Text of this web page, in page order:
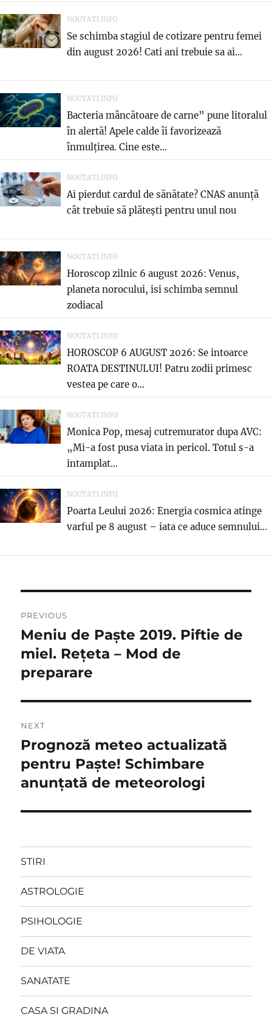
NOUTATI.INFO
Se schimba stagiul de cotizare pentru femei
din august 2026! Cati ani trebuie sa ai...
NOUTATI.INFO
Bacteria mâncătoare de carne” pune litoralul
în alertă! Apele calde îi favorizează
înmulțirea. Cine este...
NOUTATI.INFO
Ai pierdut cardul de sănătate? CNAS anunță
cât trebuie să plătești pentru unul nou
NOUTATI.INFO
Horoscop zilnic 6 august 2026: Venus,
planeta norocului, isi schimba semnul
zodiacal
NOUTATI.INFO
HOROSCOP 6 AUGUST 2026: Se intoarce
ROATA DESTINULUI! Patru zodii primesc
vestea pe care o...
NOUTATI.INFO
Monica Pop, mesaj cutremurator dupa AVC:
„Mi-a fost pusa viata in pericol. Totul s-a
intamplat...
NOUTATI.INFO
Poarta Leului 2026: Energia cosmica atinge
varful pe 8 august – iata ce aduce semnului...
în
articole
PREVIOUS
Previous
post:
Meniu de Paşte 2019. Piftie de
miel. Reţeta – Mod de
preparare
NEXT
Next
post:
Prognoză meteo actualizată
pentru Paște! Schimbare
anunțată de meteorologi
STIRI
ASTROLOGIE
PSIHOLOGIE
DE VIATA
SANATATE
CASA SI GRADINA